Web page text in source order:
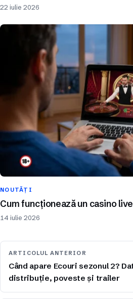
22 iulie 2026
NOUTĂȚI
Cum funcționează un casino
14 iulie 2026
ARTICOLUL ANTERIOR
Când apare Ecouri sezonul 2?
distribuție, poveste și trailer